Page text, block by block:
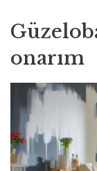
onarım